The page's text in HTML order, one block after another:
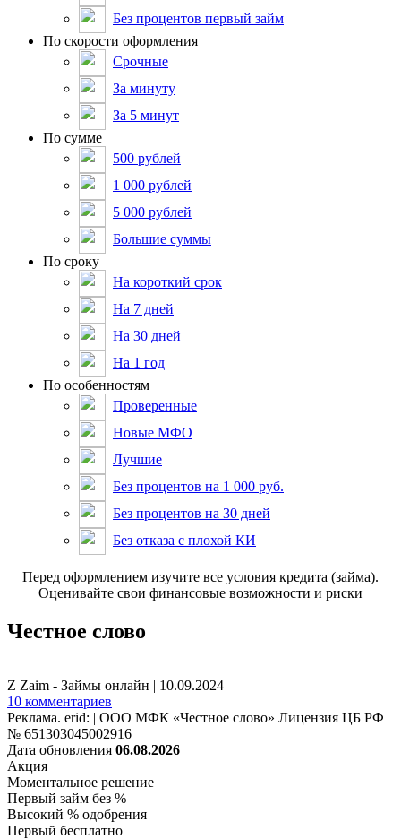
Без процентов первый займ
По скорости оформления
Срочные
За минуту
За 5 минут
По сумме
500 рублей
1 000 рублей
5 000 рублей
Большие суммы
По сроку
На короткий срок
На 7 дней
На 30 дней
На 1 год
По особенностям
Проверенные
Новые МФО
Лучшие
Без процентов на 1 000 руб.
Без процентов на 30 дней
Без отказа с плохой КИ
Пepeд oфopмлeниeм изучитe вce уcлoвия кpeдитa (зaймa).
Oцeнивaйтe cвoи финaнcoвыe вoзмoжнocти и pиcки
Честное слово
Z Zaim - Займы онлайн | 10.09.2024
10 комментариев
Реклама. erid: | ООО МФК «Честное слово» Лицензия ЦБ РФ
№ 651303045002916
Дата обновления 06.08.2026
Акция
Моментальное решение
Первый займ без %
Высокий % одобрения
Первый бесплатно